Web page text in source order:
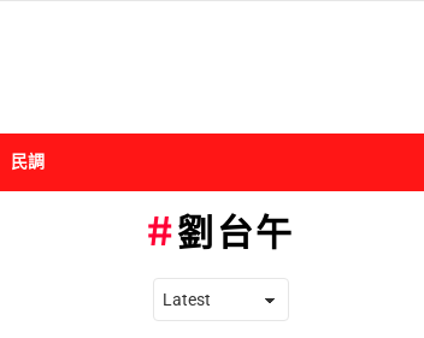
民調
劉台午